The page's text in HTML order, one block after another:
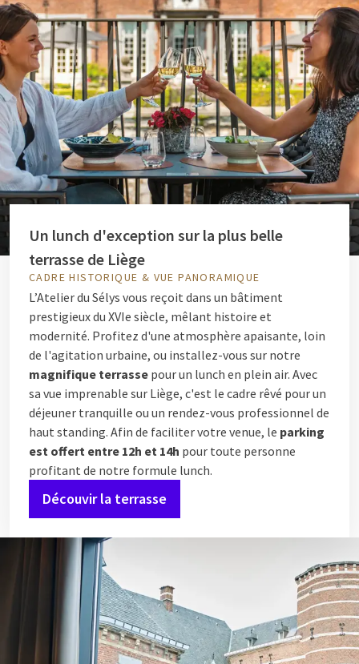
Un lunch d'exception sur la plus belle
terrasse de Liège
CADRE HISTORIQUE & VUE PANORAMIQUE
L’Atelier du Sélys vous reçoit dans un bâtiment
prestigieux du XVIe siècle, mêlant histoire et
modernité. Profitez d'une atmosphère apaisante, loin
de l'agitation urbaine, ou installez-vous sur notre
magnifique terrasse pour un lunch en plein air. Avec
sa vue imprenable sur Liège, c'est le cadre rêvé pour un
déjeuner tranquille ou un rendez-vous professionnel de
haut standing. Afin de faciliter votre venue, le parking
est offert entre 12h et 14h pour toute personne
profitant de notre formule lunch.
Découvir la terrasse